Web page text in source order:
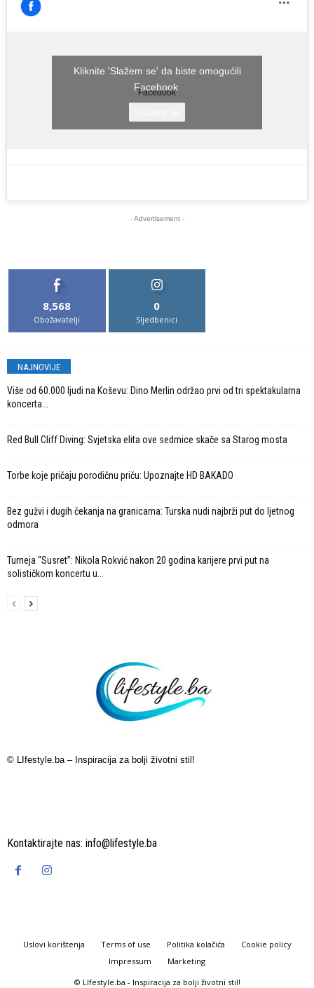
Facebook
Kliknite 'Slažem se' da biste omogućili
Facebook
- Advertisement -
8,568
Obožavatelji
0
Sljedbenici
NAJNOVIJE
Više od 60.000 ljudi na Koševu: Dino Merlin održao prvi od tri spektakularna
koncerta...
Red Bull Cliff Diving: Svjetska elita ove sedmice skače sa Starog mosta
Torbe koje pričaju porodičnu priču: Upoznajte HD BAKADO
Bez gužvi i dugih čekanja na granicama: Turska nudi najbrži put do ljetnog
odmora
Turneja “Susret”: Nikola Rokvić nakon 20 godina karijere prvi put na
solističkom koncertu u...
© LIfestyle.ba – Inspiracija za bolji životni stil!
Kontaktirajte nas: info@lifestyle.ba
Uslovi korištenja Terms of use Politika kolačića
Cookie policy
Impressum
Marketing
© LIfestyle.ba - Inspiracija za bolji životni stil!